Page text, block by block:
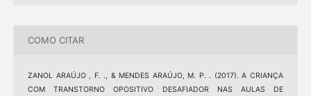
COMO CITAR
ZANOL ARAÚJO , F. ., & MENDES ARAÚJO, M. P. . (2017). A CRIANÇA
COM TRANSTORNO OPOSITIVO DESAFIADOR NAS AULAS DE